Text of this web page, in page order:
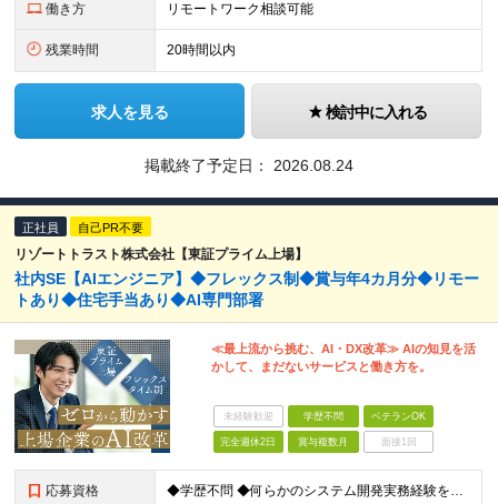
働き方 リモートワーク相談可能
残業時間 20時間以内
求人を見る 検討中に入れる
掲載終了予定日： 2026.08.24
正社員 自己PR不要
リゾートトラスト株式会社【東証プライム上場】
社内SE【AIエンジニア】◆フレックス制◆賞与年4カ月分◆リモー
トあり◆住宅手当あり◆AI専門部署
≪最上流から挑む、AI・DX改革≫ AIの知見を活
かして、まだないサービスと働き方を。
未経験歓迎 学歴不問 ベテランOK
完全週休2日 賞与複数月 面接1回
応募資格 ◆学歴不問 ◆何らかのシステム開発実務経験をお持ちの方 （目安2年以上／開発言語や担当工程は不問です） ※AI分野における開発業務の経験・知見をお持ちの方は歓迎いたします！ ＜このような方をお待ちし